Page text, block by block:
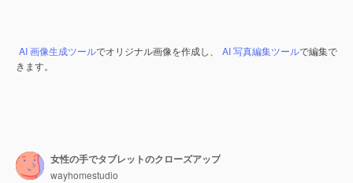
AI 画像生成ツールでオリジナル画像を作成し、 AI 写真編集ツールで編集で
きます。
女性の手でタブレットのクローズアップ
wayhomestudio